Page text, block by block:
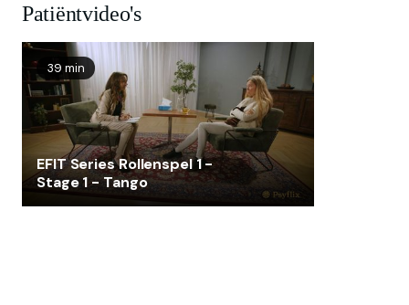
Patiëntvideo's
39 min
EFIT Series Rollenspel 1 -
Stage 1 - Tango